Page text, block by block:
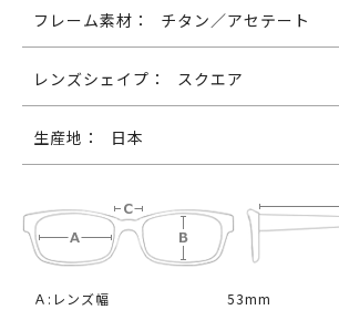
フレーム素材： チタン／アセテート
レンズシェイプ： スクエア
生産地： 日本
Ａ:レンズ幅 53mm